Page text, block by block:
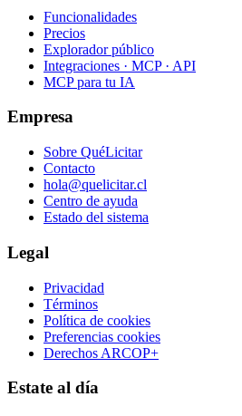
Funcionalidades
Precios
Explorador público
Integraciones · MCP · API
MCP para tu IA
Empresa
Sobre QuéLicitar
Contacto
hola@quelicitar.cl
Centro de ayuda
Estado del sistema
Legal
Privacidad
Términos
Política de cookies
Preferencias cookies
Derechos ARCOP+
Estate al día